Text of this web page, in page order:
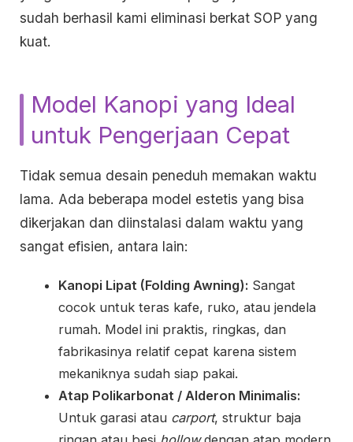
sudah berhasil kami eliminasi berkat SOP yang
kuat.
Model Kanopi yang Ideal
untuk Pengerjaan Cepat
Tidak semua desain peneduh memakan waktu
lama. Ada beberapa model estetis yang bisa
dikerjakan dan diinstalasi dalam waktu yang
sangat efisien, antara lain:
Kanopi Lipat (Folding Awning): Sangat
cocok untuk teras kafe, ruko, atau jendela
rumah. Model ini praktis, ringkas, dan
fabrikasinya relatif cepat karena sistem
mekaniknya sudah siap pakai.
Atap Polikarbonat / Alderon Minimalis:
Untuk garasi atau carport, struktur baja